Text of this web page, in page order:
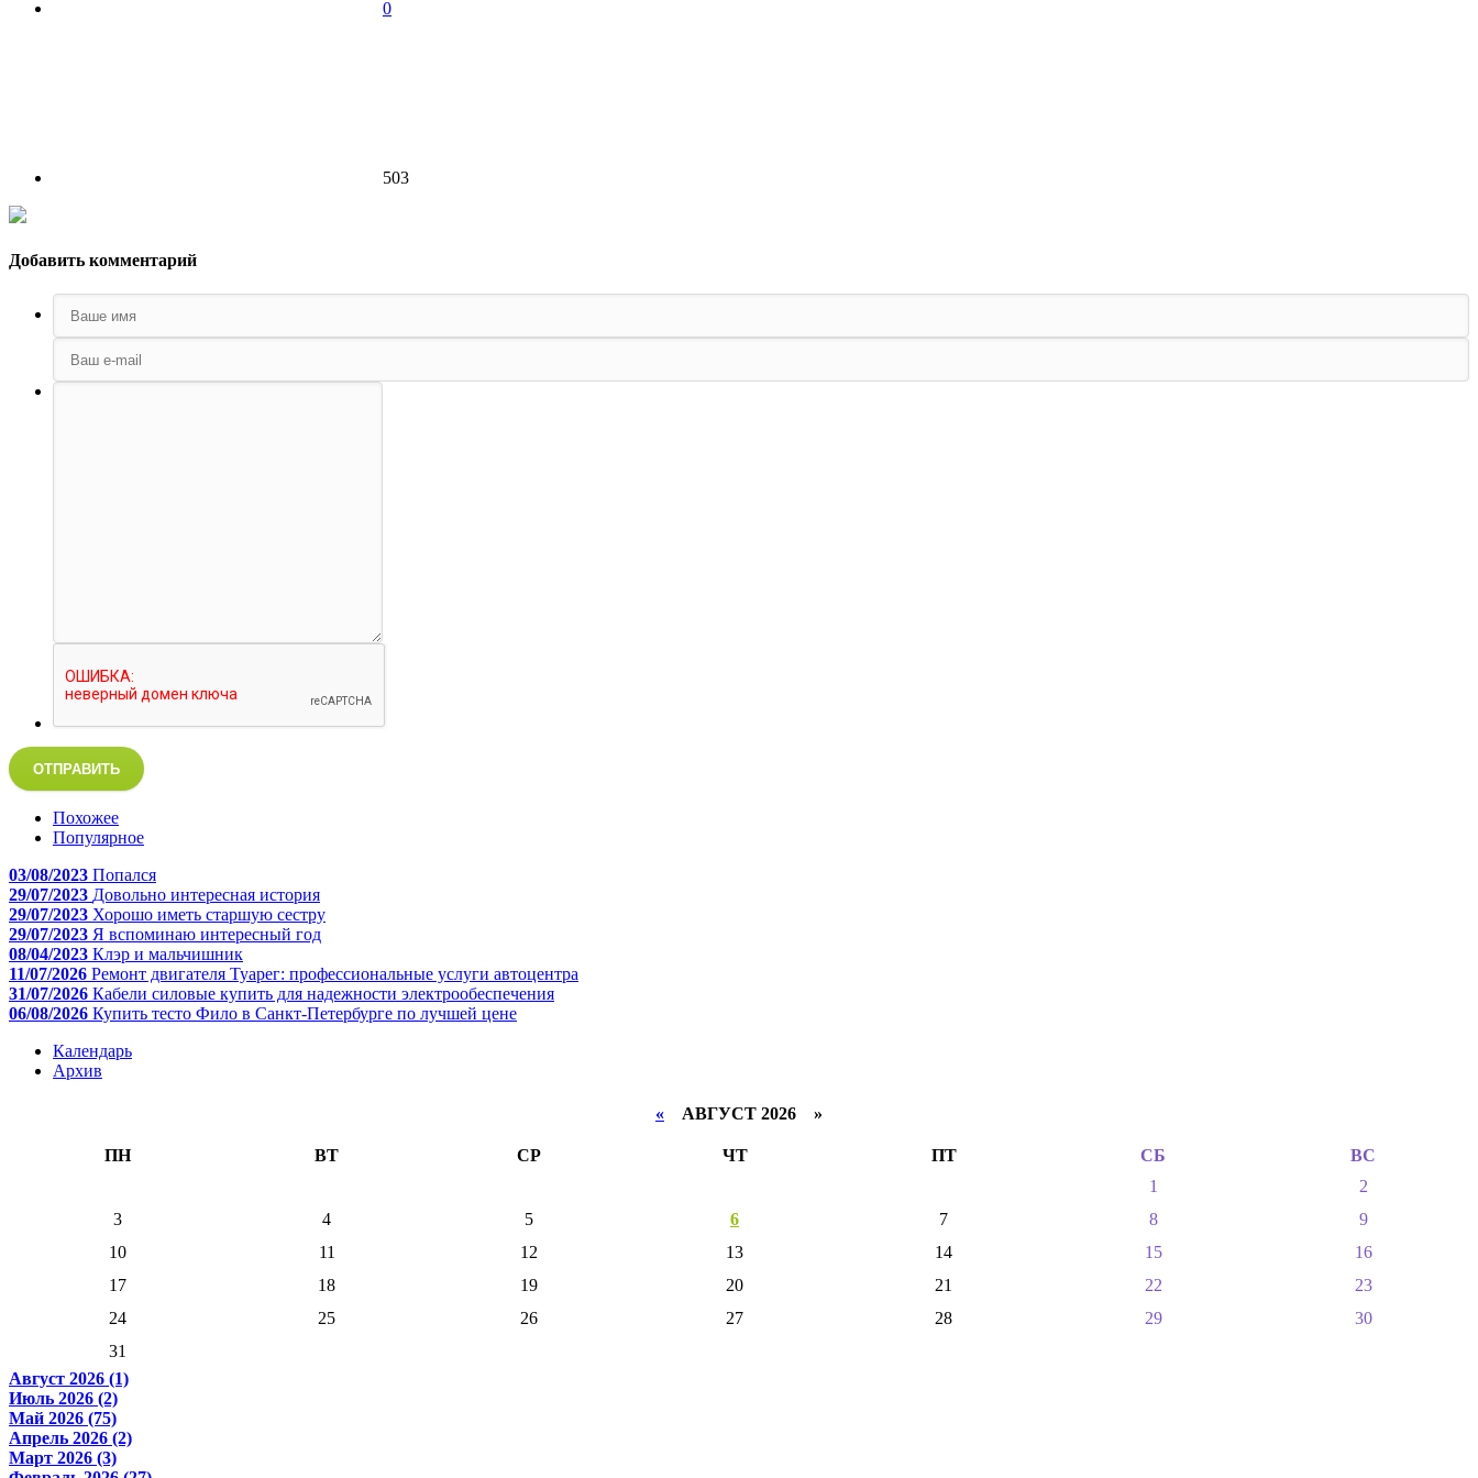
0
503
Добавить комментарий
ОТПРАВИТЬ
Похожее
Популярное
03/08/2023 Попался
29/07/2023 Довольно интересная история
29/07/2023 Хорошо иметь старшую сестру
29/07/2023 Я вспоминаю интересный год
08/04/2023 Клэр и мальчишник
11/07/2026 Ремонт двигателя Туарег: профессиональные услуги автоцентра
31/07/2026 Кабели силовые купить для надежности электрообеспечения
06/08/2026 Купить тесто Фило в Санкт-Петербурге по лучшей цене
Календарь
Архив
« АВГУСТ 2026 »
ПН ВТ СР ЧТ ПТ СБ
ВС
1
2
3
4 5 6 7 8
9
10
11 12 13 14 15
16
17
18 19 20 21 22
23
24
25 26 27 28 29
30
31
Август 2026 (1)
Июль 2026 (2)
Май 2026 (75)
Апрель 2026 (2)
Март 2026 (3)